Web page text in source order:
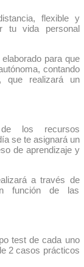
flexible y
tu vida personal
para que
contando
que realizará un
los recursos
se te asignará un
de aprendizaje y
a través de
función de las
test de cada uno
2 casos prácticos